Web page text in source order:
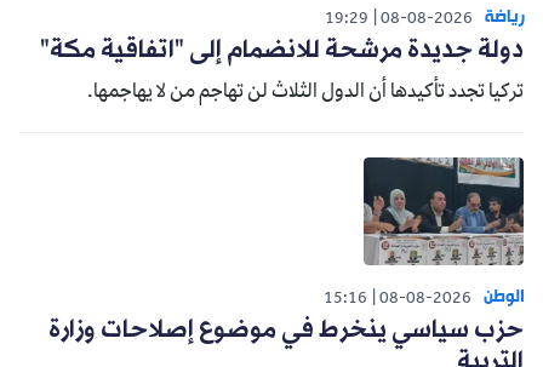
رياضة 08-08-2026
19:29
دولة جديدة مرشحة للانضمام إلى "اتفاقية مكة"
تركيا تجدد تأكيدها أن الدول الثلاث لن تهاجم من لا يهاجمها.
الوطن 08-08-2026
15:16
حزب سياسي ينخرط في موضوع إصلاحات وزارة